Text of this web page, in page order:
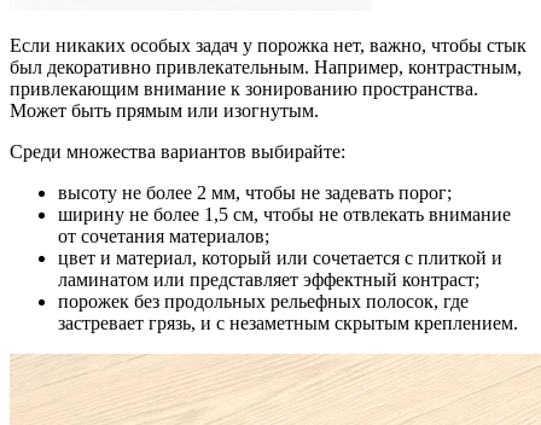
Если никаких особых задач у порожка нет, важно, чтобы стык
был декоративно привлекательным. Например, контрастным,
привлекающим внимание к зонированию пространства.
Может быть прямым или изогнутым.
Среди множества вариантов выбирайте:
высоту не более 2 мм, чтобы не задевать порог;
ширину не более 1,5 см, чтобы не отвлекать внимание
от сочетания материалов;
цвет и материал, который или сочетается с плиткой и
ламинатом или представляет эффектный контраст;
порожек без продольных рельефных полосок, где
застревает грязь, и с незаметным скрытым креплением.